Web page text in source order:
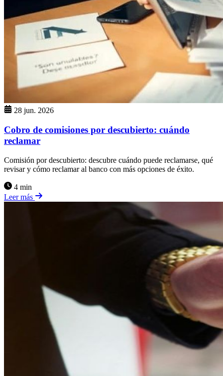
28 jun. 2026
Cobro de comisiones por descubierto: cuándo
reclamar
Comisión por descubierto: descubre cuándo puede reclamarse, qué
revisar y cómo reclamar al banco con más opciones de éxito.
4 min
Leer más